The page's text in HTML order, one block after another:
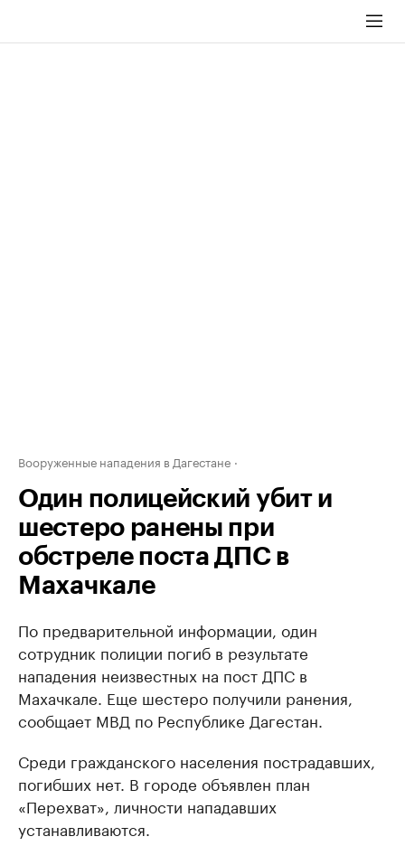
Вооруженные нападения в Дагестане
Один полицейский убит и
шестеро ранены при
обстреле поста ДПС в
Махачкале
По предварительной информации, один
сотрудник полиции погиб в результате
нападения неизвестных на пост ДПС в
Махачкале. Еще шестеро получили ранения,
сообщает МВД по Республике Дагестан.
Среди гражданского населения пострадавших,
погибших нет. В городе объявлен план
«Перехват», личности нападавших
устанавливаются.